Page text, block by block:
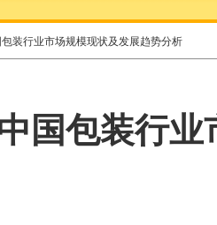
包装行业市场规模现状及发展趋势分析
国包装行